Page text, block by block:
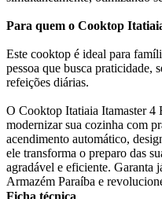
Para quem o Cooktop
Este cooktop é ideal para
pessoa que busca praticidade,
refeições diárias.
O Cooktop Itatiaia Itamaster 4
modernizar sua cozinha com
acendimento automático,
ele transforma o preparo das
agradável e eficiente. Garanta
Armazém Paraíba e